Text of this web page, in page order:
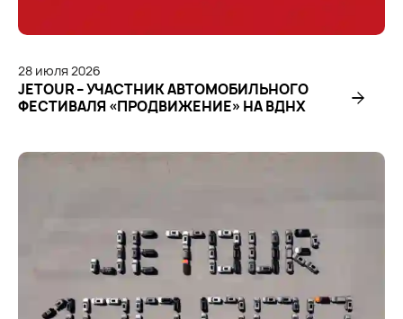
28 июля2026
JETOUR – УЧАСТНИК АВТОМОБИЛЬНОГО
ФЕСТИВАЛЯ «ПРОДВИЖЕНИЕ» НА ВДНХ